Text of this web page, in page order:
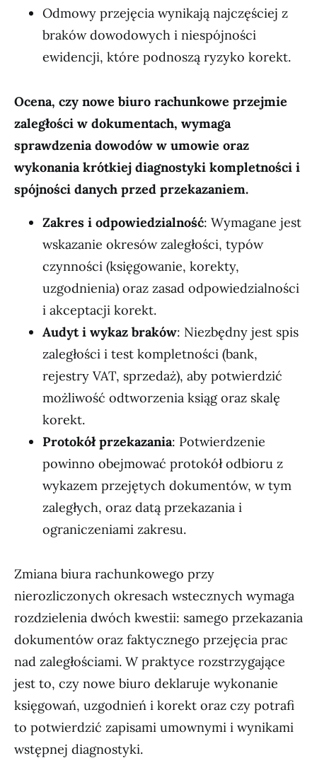
Odmowy przejęcia wynikają najczęściej z
braków dowodowych i niespójności
ewidencji, które podnoszą ryzyko korekt.
Ocena, czy nowe biuro rachunkowe przejmie
zaległości w dokumentach, wymaga
sprawdzenia dowodów w umowie oraz
wykonania krótkiej diagnostyki kompletności i
spójności danych przed przekazaniem.
Zakres i odpowiedzialność: Wymagane jest
wskazanie okresów zaległości, typów
czynności (księgowanie, korekty,
uzgodnienia) oraz zasad odpowiedzialności
i akceptacji korekt.
Audyt i wykaz braków: Niezbędny jest spis
zaległości i test kompletności (bank,
rejestry VAT, sprzedaż), aby potwierdzić
możliwość odtworzenia ksiąg oraz skalę
korekt.
Protokół przekazania: Potwierdzenie
powinno obejmować protokół odbioru z
wykazem przejętych dokumentów, w tym
zaległych, oraz datą przekazania i
ograniczeniami zakresu.
Zmiana biura rachunkowego przy
nierozliczonych okresach wstecznych wymaga
rozdzielenia dwóch kwestii: samego przekazania
dokumentów oraz faktycznego przejęcia prac
nad zaległościami. W praktyce rozstrzygające
jest to, czy nowe biuro deklaruje wykonanie
księgowań, uzgodnień i korekt oraz czy potrafi
to potwierdzić zapisami umownymi i wynikami
wstępnej diagnostyki.